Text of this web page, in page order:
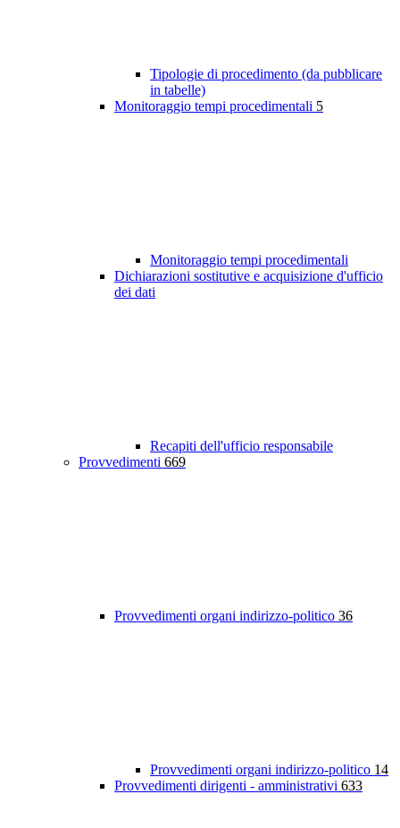
Tipologie di procedimento (da pubblicare
in tabelle)
Monitoraggio tempi procedimentali 5
Monitoraggio tempi procedimentali
Dichiarazioni sostitutive e acquisizione d'ufficio
dei dati
Recapiti dell'ufficio responsabile
Provvedimenti 669
Provvedimenti organi indirizzo-politico 36
Provvedimenti organi indirizzo-politico 14
Provvedimenti dirigenti - amministrativi 633